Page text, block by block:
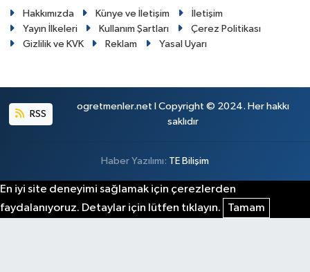
Hakkımızda Künye ve İletişim
İletişim
Yayın İlkeleri
Kullanım Şartları
Çerez Politikası
Gizlilik ve KVK
Reklam Yasal Uyarı
RSS
ogretmenler.net I Copyright © 2024. Her hakkı
saklıdır
Haber Yazılımı: TE Bilişim
En iyi site deneyimi sağlamak için çerezlerden
faydalanıyoruz. Detaylar için lütfen tıklayın.
Tamam